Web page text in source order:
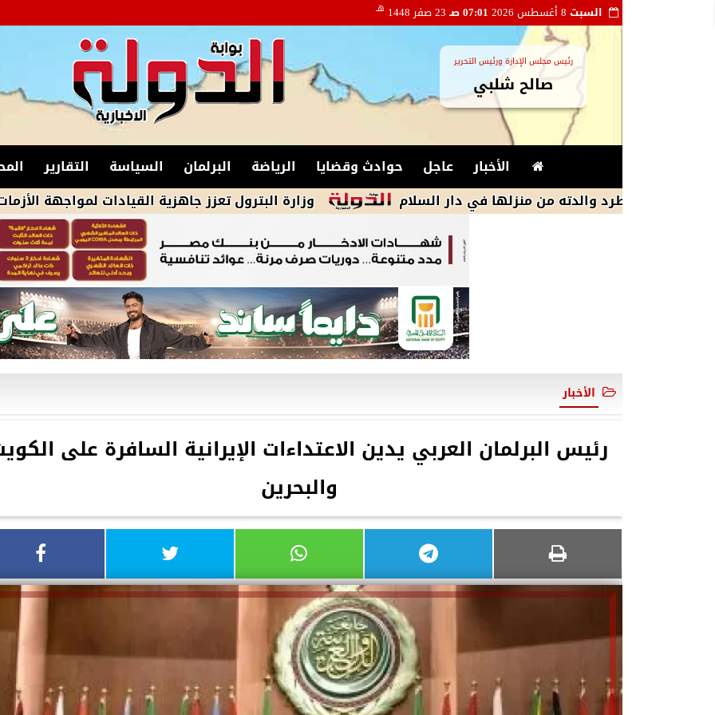
السبت 07:01 صـ 23 صفر 1448 هـ
رئيس مجلس الإدارة ورئيس التحرير
صالح شلبي
الأخبار عاجل حوادث وقضايا الرياضة البرلمان السياسة التقارير
وزارة البترول تعزز جاهزية القيادات لمواجهة الأزمات والحد من
طرد والدته من منزلها في دار السلام
الأخبار
رئيس البرلمان العربي يدين الاعتداءات الإيرانية السافرة على
والبحرين